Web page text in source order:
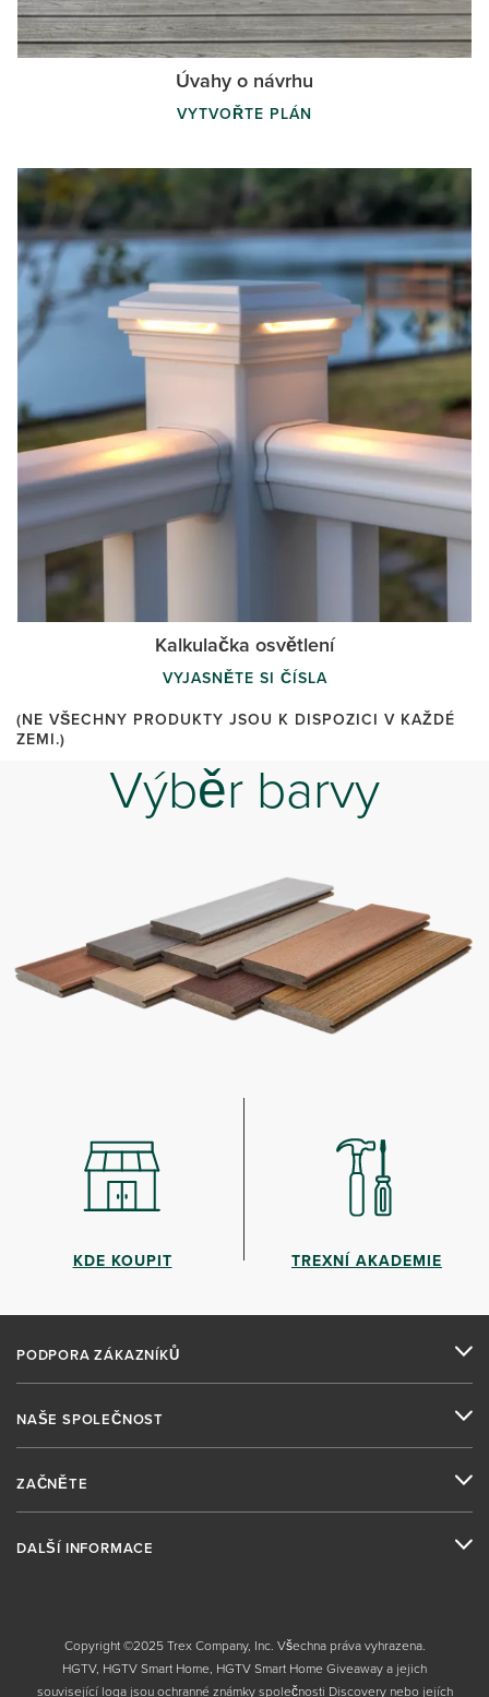
Úvahy o návrhu
VYTVOŘTE PLÁN
Kalkulačka osvětlení
VYJASNĚTE SI ČÍSLA
(NE VŠECHNY PRODUKTY JSOU K DISPOZICI V KAŽDÉ
ZEMI.)
Výběr barvy
KDE KOUPIT TREXNÍ AKADEMIE
PODPORA ZÁKAZNÍKŮ
NAŠE SPOLEČNOST
ZAČNĚTE
DALŠÍ INFORMACE
Copyright ©2025 Trex Company, Inc. Všechna práva vyhrazena.
HGTV, HGTV Smart Home, HGTV Smart Home Giveaway a jejich
související loga jsou ochranné známky společnosti Discovery nebo jejích